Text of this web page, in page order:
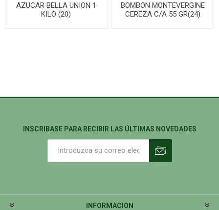
AZUCAR BELLA UNION 1
KILO (20)
BOMBON MONTEVERGINE
CEREZA C/A 55 GR(24)
INSCRIBASE PARA RECIBIR LAS ÚLTIMAS NOVEDADES
INFORMACION